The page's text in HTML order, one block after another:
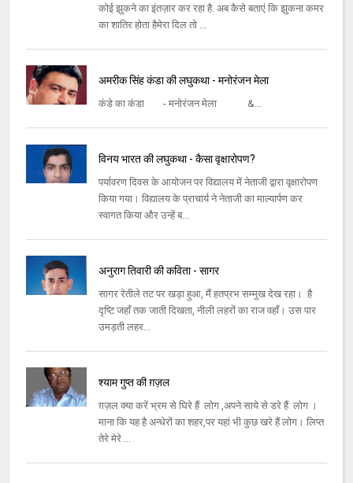
कोई झुकने का इंतज़ार कर रहा है. अब कैसे बताएं कि झुकना कमर
का शातिर होता हैमेरा दिल तो ...
अमरीक सिंह कंडा की लघुकथा - मनोरंजन मेला
कंडे का कंडा - मनोरंजन मेला &...
विनय भारत की लघुकथा - कैसा वृक्षारोपण?
पर्यावरण दिवस के आयोजन पर विद्यालय में नेताजी द्वारा वृक्षारोपण
किया गया। विद्यालय के प्राचार्य ने नेताजी का माल्‍यार्पण कर
स्‍वागत किया और उन्‍हें ब...
अनुराग तिवारी की कविता - सागर
सागर रेतीले तट पर खड़ा हुआ, मैं हतप्रभ सम्‍मुख देख रहा। है
दृष्‍टि जहाँ तक जाती दिखता, नीली लहरों का राज वहाँ। उस पार
उमड़ती लहर...
श्याम गुप्त की ग़ज़ल
ग़ज़ल क्या करें भ्रम से घिरे हैं लोग ,अपने साये से डरे हैं लोग ।
माना कि यह है अन्धेरों का शहर,पर यहां भी कुछ खरे हैं लोग। लिप्त
तेरे मेरे ...